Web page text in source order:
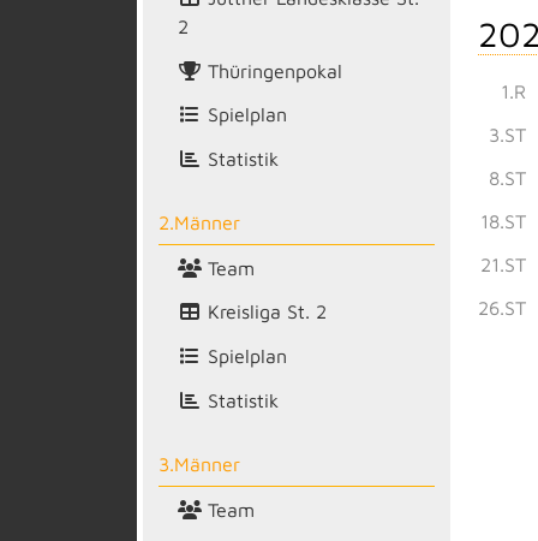
2
Thüringenpokal
Spielplan
Statistik
2.Männer
Team
Kreisliga St. 2
Spielplan
Statistik
3.Männer
Team
1.R
3.ST
8.ST
18.ST
21.ST
26.ST